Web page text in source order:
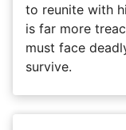
to reunite with
is far more
must face
survive.